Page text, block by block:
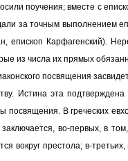
поучения; вместе с
за точным выполнением
епископ Карфагенский).
из числа их прямых
посвящения
Истина эта
посвящения. В греческих
заключается, во-первых, в
вокруг престола; в-